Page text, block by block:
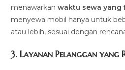
menawarkanwaktu sewa yang
menyewa mobil hanya untuk
atau lebih, sesuai dengan
3.Layanan Pelanggan yang